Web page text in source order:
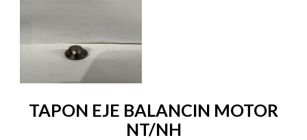
TAPON EJE BALANCIN MOTOR
NT/NH